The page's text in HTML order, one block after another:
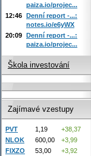
paiza.io/projec...
12:46 Denní report -...:
notes.io/e6yWX
20:09 Denní report -...:
paiza.io/projec...
Škola investování
Zajímavé vzestupy
PVT 1,19
+38,37
NLOK
600,00
+3,99
FIXZO
53,00
+3,92